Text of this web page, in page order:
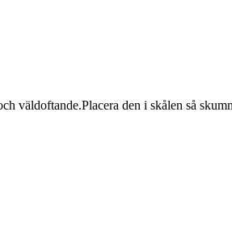
väldoftande.Placera den i skålen så